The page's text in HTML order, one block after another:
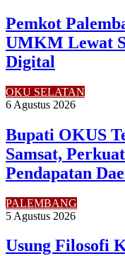
Pemkot
UMKM Lewat
Digital
OKU SELATAN
6 Agustus 2026
Bupati OKUS
Samsat,
Pendapatan
PALEMBANG
5 Agustus 2026
Usung Filosofi